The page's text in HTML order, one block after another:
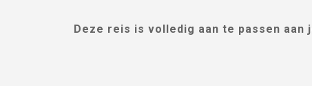
Deze reis is volledig aan te passen aan